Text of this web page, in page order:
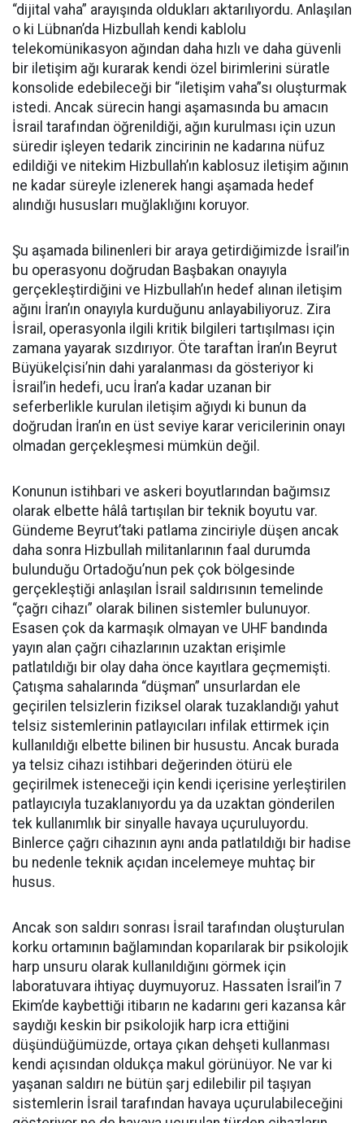
“dijital vaha” arayışında oldukları aktarılıyordu. Anlaşılan
o ki Lübnan’da Hizbullah kendi kablolu
telekomünikasyon ağından daha hızlı ve daha güvenli
bir iletişim ağı kurarak kendi özel birimlerini süratle
konsolide edebileceği bir “iletişim vaha”sı oluşturmak
istedi. Ancak sürecin hangi aşamasında bu amacın
İsrail tarafından öğrenildiği, ağın kurulması için uzun
süredir işleyen tedarik zincirinin ne kadarına nüfuz
edildiği ve nitekim Hizbullah’ın kablosuz iletişim ağının
ne kadar süreyle izlenerek hangi aşamada hedef
alındığı hususları muğlaklığını koruyor.
Şu aşamada bilinenleri bir araya getirdiğimizde İsrail’in
bu operasyonu doğrudan Başbakan onayıyla
gerçekleştirdiğini ve Hizbullah’ın hedef alınan iletişim
ağını İran’ın onayıyla kurduğunu anlayabiliyoruz. Zira
İsrail, operasyonla ilgili kritik bilgileri tartışılması için
zamana yayarak sızdırıyor. Öte taraftan İran’ın Beyrut
Büyükelçisi’nin dahi yaralanması da gösteriyor ki
İsrail’in hedefi, ucu İran’a kadar uzanan bir
seferberlikle kurulan iletişim ağıydı ki bunun da
doğrudan İran’ın en üst seviye karar vericilerinin onayı
olmadan gerçekleşmesi mümkün değil.
Konunun istihbari ve askeri boyutlarından bağımsız
olarak elbette hâlâ tartışılan bir teknik boyutu var.
Gündeme Beyrut’taki patlama zinciriyle düşen ancak
daha sonra Hizbullah militanlarının faal durumda
bulunduğu Ortadoğu’nun pek çok bölgesinde
gerçekleştiği anlaşılan İsrail saldırısının temelinde
“çağrı cihazı” olarak bilinen sistemler bulunuyor.
Esasen çok da karmaşık olmayan ve UHF bandında
yayın alan çağrı cihazlarının uzaktan erişimle
patlatıldığı bir olay daha önce kayıtlara geçmemişti.
Çatışma sahalarında “düşman” unsurlardan ele
geçirilen telsizlerin fiziksel olarak tuzaklandığı yahut
telsiz sistemlerinin patlayıcıları infilak ettirmek için
kullanıldığı elbette bilinen bir husustu. Ancak burada
ya telsiz cihazı istihbari değerinden ötürü ele
geçirilmek isteneceği için kendi içerisine yerleştirilen
patlayıcıyla tuzaklanıyordu ya da uzaktan gönderilen
tek kullanımlık bir sinyalle havaya uçuruluyordu.
Binlerce çağrı cihazının aynı anda patlatıldığı bir hadise
bu nedenle teknik açıdan incelemeye muhtaç bir
husus.
Ancak son saldırı sonrası İsrail tarafından oluşturulan
korku ortamının bağlamından koparılarak bir psikolojik
harp unsuru olarak kullanıldığını görmek için
laboratuvara ihtiyaç duymuyoruz. Hassaten İsrail’in 7
Ekim’de kaybettiği itibarın ne kadarını geri kazansa kâr
saydığı keskin bir psikolojik harp icra ettiğini
düşündüğümüzde, ortaya çıkan dehşeti kullanması
kendi açısından oldukça makul görünüyor. Ne var ki
yaşanan saldırı ne bütün şarj edilebilir pil taşıyan
sistemlerin İsrail tarafından havaya uçurulabileceğini